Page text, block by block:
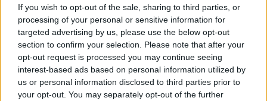
If you wish to opt-out of the sale, sharing to third parties, or
processing of your personal or sensitive information for
targeted advertising by us, please use the below opt-out
section to confirm your selection. Please note that after your
opt-out request is processed you may continue seeing
interest-based ads based on personal information utilized by
us or personal information disclosed to third parties prior to
your opt-out. You may separately opt-out of the further
Refleksyjna, melancholijna natura
podmiotu lirycznego, chociaż wiąże się z
inteligencją, w rzeczywistości jest jego